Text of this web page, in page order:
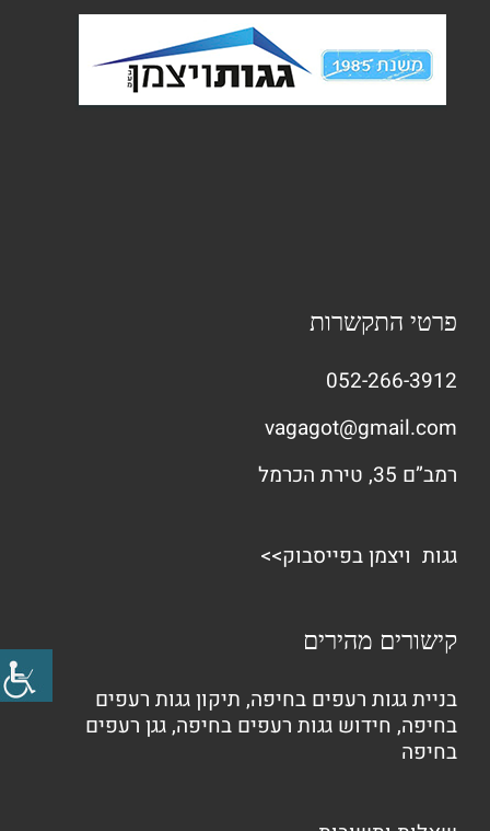
פרטי התקשרות
052-266-3912
vagagot@gmail.com
רמב”ם 35, טירת הכרמל
גגות ויצמן בפייסבוק>>
קישורים מהירים
בניית גגות רעפים בחיפה, תיקון גגות רעפים
בחיפה, חידוש גגות רעפים בחיפה,גגן רעפים
בחיפה